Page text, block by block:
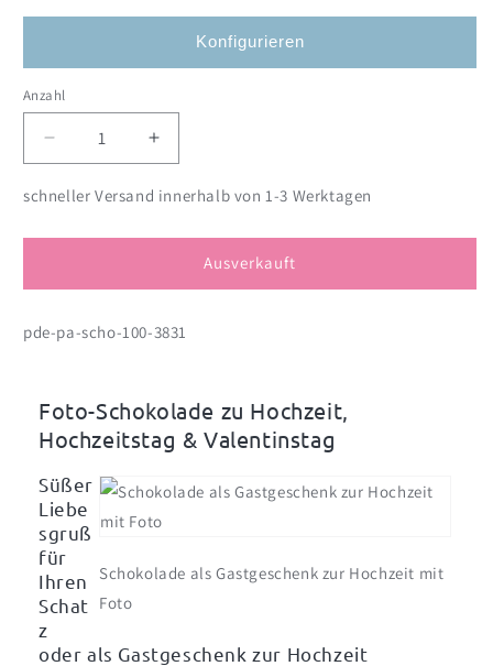
Konfigurieren
Anzahl
Anzahl
Verringere
die
Menge
Foto-
mit
Namen,
Eukalyptusmotiv
Erhöhe
die
Menge
Foto-
Schokolade
mit
Namen,
Eukalyptusmotiv
schneller Versand innerhalb von 1-3 Werktagen
Ausverkauft
pde-pa-scho-100-3831
Foto-Schokolade zu Hochzeit,
Hochzeitstag & Valentinstag
Schokolade als Gastgeschenk zur Hochzeit mit
Foto
Süßer
Liebe
sgruß
für
Ihren
Schat
z
oder als Gastgeschenk zur Hochzeit